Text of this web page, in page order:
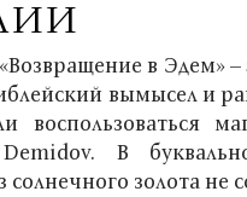
в Эдем»
вымысел и
воспользоваться
В
солнечного золота не